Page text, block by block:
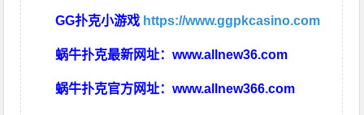
GG扑克小游戏 https://www.ggpkcasino.com
蜗牛扑克最新网址：www.allnew36.com
蜗牛扑克官方网址：www.allnew366.com